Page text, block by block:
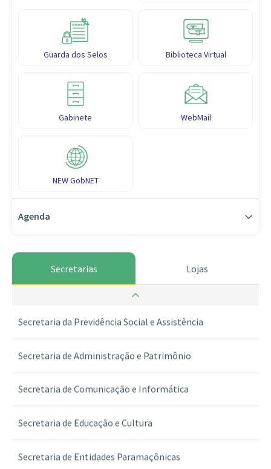
Guarda dos Selos Biblioteca Virtual
Gabinete WebMail
NEW GobNET
Agenda
Secretarias
Lojas
Secretaria da Guarda dos Selos
Secretaria da Previdência Social e Assistência
Secretaria de Administração e Patrimônio
Secretaria de Comunicação e Informática
Secretaria de Educação e Cultura
Secretaria de Entidades Paramaçônicas